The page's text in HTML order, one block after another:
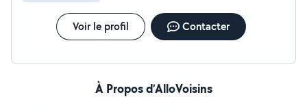
Voir le profil Contacter
À Propos d’AlloVoisins